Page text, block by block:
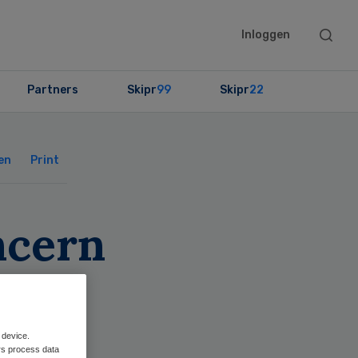
Inloggen
Search
Partners Skipr99 Skipr22
Print
process data